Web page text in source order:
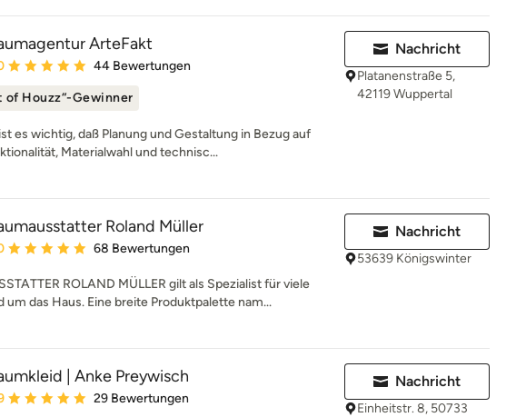
ArteFakt
Bewertung: 5 von 5 Sternen
44 Bewertungen
of Houzz“-Gewinner
es wichtig, daß Planung und Gestaltung in Bezug auf
Materialwahl und technisc...
Nachricht
Platanenstraße 5,
42119 Wuppertal
Roland Müller
Bewertung: 5 von 5 Sternen
68 Bewertungen
ROLAND MÜLLER gilt als Spezialist für viele
um das Haus. Eine breite Produktpalette nam...
Nachricht
53639 Königswinter
| Anke Preywisch
Bewertung: 4.9 von 5 Sternen
29 Bewertungen
Nachricht
Einheitstr. 8, 50733